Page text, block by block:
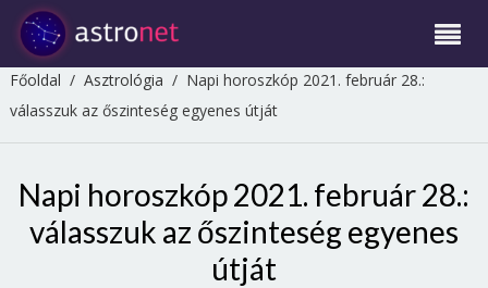
Főoldal / Asztrológia / Napi horoszkóp 2021. február 28.:
válasszuk az őszinteség egyenes útját
Napi horoszkóp 2021. február 28.:
válasszuk az őszinteség egyenes
útját